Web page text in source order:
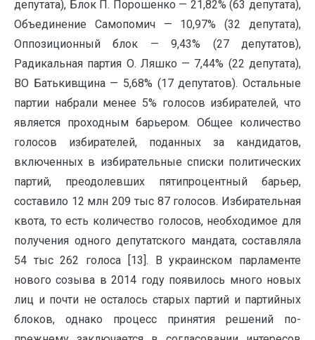
депутата), Блок П. Порошенко — 21,82% (63 депутата),
Объединение Самопомич — 10,97% (32 депутата),
Оппозиционный блок — 9,43% (27 депутатов),
Радикальная партия О. Ляшко — 7,44% (22 депутата),
ВО Батькивщина — 5,68% (17 депутатов). Остальные
партии набрали менее 5% голосов избирателей, что
является проходным барьером. Общее количество
голосов избирателей, поданных за кандидатов,
включенных в избирательные списки политических
партий, преодолевших пятипроцентный барьер,
составило 12 млн 209 тыс 87 голосов. Избирательная
квота, то есть количество голосов, необходимое для
получения одного депутатского мандата, составляла
54 тыс 262 голоса [13]. В украинском парламенте
нового созыва в 2014 году появилось много новых
лиц и почти не осталось старых партий и партийных
блоков, однако процесс принятия решений по-